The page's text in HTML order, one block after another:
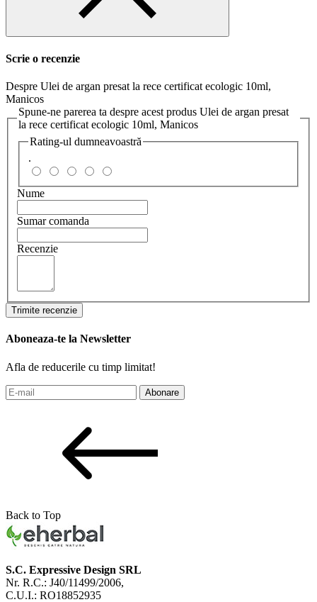
Scrie o recenzie
Despre Ulei de argan presat la rece certificat ecologic 10ml,
Manicos
Spune-ne parerea ta despre acest produs Ulei de argan presat
la rece certificat ecologic 10ml, Manicos
Rating-ul dumneavoastră
.
Nume
Sumar comanda
Recenzie
Trimite recenzie
Aboneaza-te la Newsletter
Afla de reducerile cu timp limitat!
Abonare
Back to Top
S.C. Expressive Design SRL
Nr. R.C.: J40/11499/2006,
C.U.I.: RO18852935